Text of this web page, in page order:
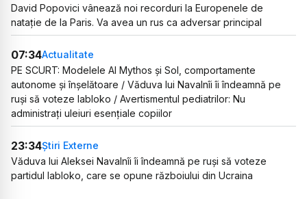
David Popovici vânează noi recorduri la Europenele de
natație de la Paris. Va avea un rus ca adversar principal
07:34Actualitate
PE SCURT: Modelele AI Mythos și Sol, comportamente
autonome și înșelătoare / Văduva lui Navalnîi îi îndeamnă pe
ruși să voteze Iabloko / Avertismentul pediatrilor: Nu
administrați uleiuri esențiale copiilor
23:34Știri Externe
Văduva lui Aleksei Navalnîi îi îndeamnă pe ruși să voteze
partidul Iabloko, care se opune războiului din Ucraina